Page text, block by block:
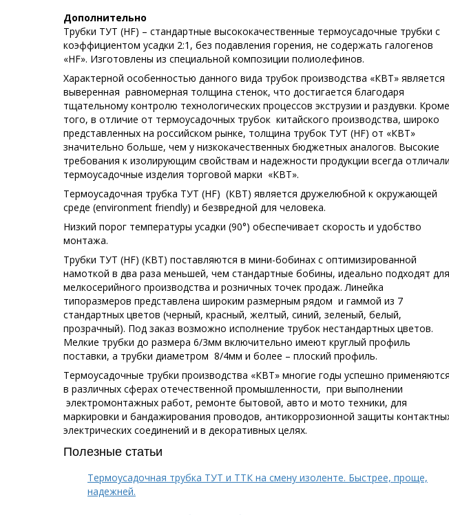
Дополнительно
Трубки ТУТ (HF) – стандартные высококачественные термоусадочные трубки с
коэффициентом усадки 2:1, без подавления горения, не содержать галогенов
«HF». Изготовлены из специальной композиции полиолефинов.
Характерной особенностью данного вида трубок производства «КВТ» является
выверенная равномерная толщина стенок, что достигается благодаря
тщательному контролю технологических процессов экструзии и раздувки. Кроме
того, в отличие от термоусадочных трубок китайского производства, широко
представленных на российском рынке, толщина трубок ТУТ (HF) от «КВТ»
значительно больше, чем у низкокачественных бюджетных аналогов. Высокие
требования к изолирующим свойствам и надежности продукции всегда отличали
термоусадочные изделия торговой марки «КВТ».
Термоусадочная трубка ТУТ (HF) (КВТ) является дружелюбной к окружающей
среде (environment friendly) и безвредной для человека.
Низкий порог температуры усадки (90°) обеспечивает скорость и удобство
монтажа.
Трубки ТУТ (HF) (КВТ) поставляются в мини-бобинах с оптимизированной
намоткой в два раза меньшей, чем стандартные бобины, идеально подходят для
мелкосерийного производства и розничных точек продаж. Линейка
типоразмеров представлена широким размерным рядом и гаммой из 7
стандартных цветов (черный, красный, желтый, синий, зеленый, белый,
прозрачный). Под заказ возможно исполнение трубок нестандартных цветов.
Мелкие трубки до размера 6/3мм включительно имеют круглый профиль
поставки, а трубки диаметром 8/4мм и более – плоский профиль.
Термоусадочные трубки производства «КВТ» многие годы успешно применяются
в различных сферах отечественной промышленности, при выполнении
электромонтажных работ, ремонте бытовой, авто и мото техники, для
маркировки и бандажирования проводов, антикоррозионной защиты
электрических соединений и в декоративных целях.
Полезные статьи
Термоусадочная трубка ТУТ и ТТК на смену изоленте. Быстрее, проще,
надежней.